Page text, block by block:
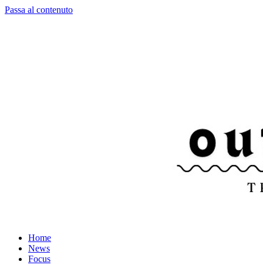
Passa al contenuto
Home
News
Focus